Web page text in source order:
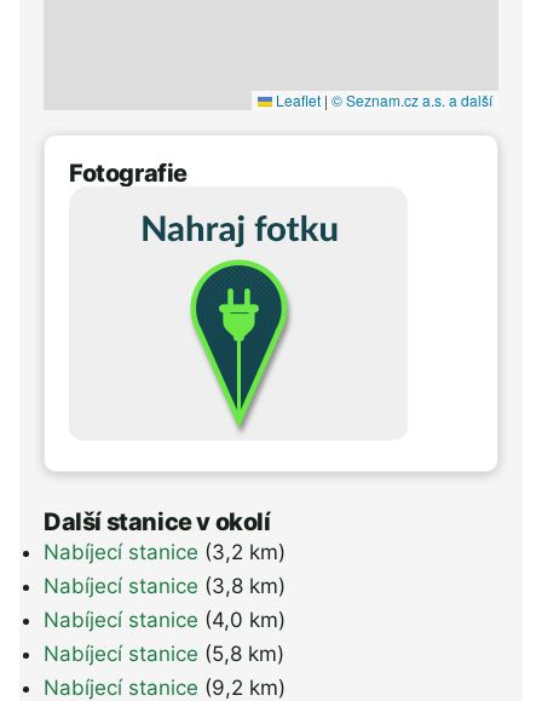
Leaflet | © Seznam.cz a.s. a další
Fotografie
Další stanice v okolí
Nabíjecí stanice (3,2 km)
Nabíjecí stanice (3,8 km)
Nabíjecí stanice (4,0 km)
Nabíjecí stanice (5,8 km)
Nabíjecí stanice (9,2 km)